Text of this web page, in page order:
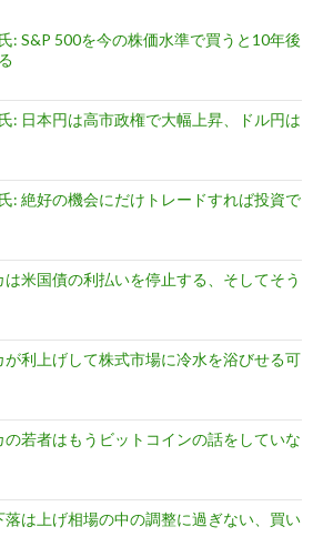
: S&P 500を今の株価水準で買うと10年後
: 日本円は高市政権で大幅上昇、ドル円は
: 絶好の機会にだけトレードすれば投資で
米国債の利払いを停止する、そしてそう
利上げして株式市場に冷水を浴びせる可
若者はもうビットコインの話をしていな
は上げ相場の中の調整に過ぎない、買い